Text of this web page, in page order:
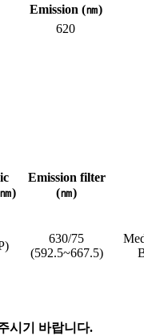
Emission (㎚)
620
)
Emission filter
(㎚)
630/75
(592.5~667.5)
시기 바랍니다.